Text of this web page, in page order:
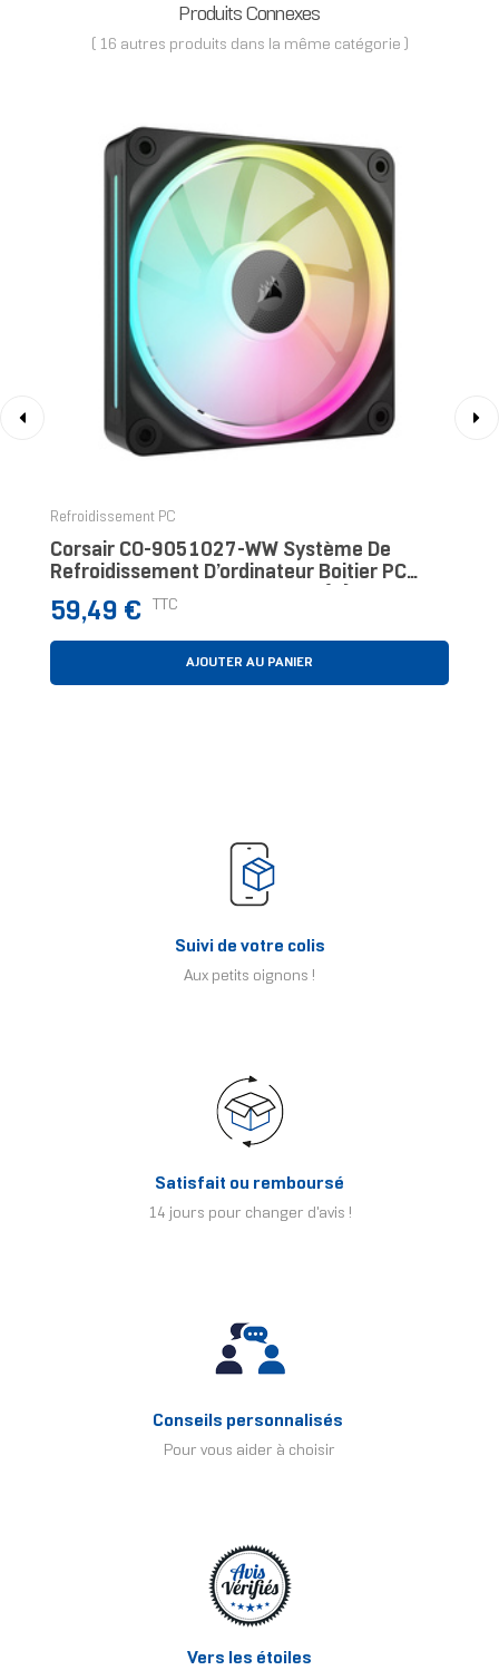
Produits Connexes
( 16 autres produits dans la même catégorie )
Refroidissement PC
Corsair CO-9051027-WW Système De
Refroidissement D’ordinateur Boitier PC
Ventilateur 14 Cm Noir 1 Pièce(s)
Prix
59,49 € TTC
AJOUTER AU PANIER
Suivi de votre colis
Aux petits oignons !
Satisfait ou remboursé
14 jours pour changer d'avis !
Conseils personnalisés
Pour vous aider à choisir
Vers les étoiles